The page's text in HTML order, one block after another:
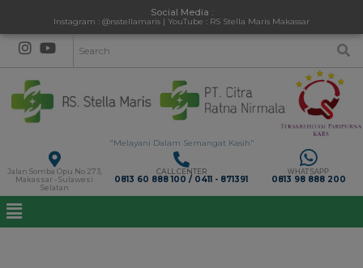
Social Media :
Instagram : @rsstellamaris | YouTube : RS Stella Maris Makassar
"Melayani Dalam Semangat Kasih"
Jalan Somba Opu No 273,
Makassar - Sulawesi
Selatan
CALL CENTER
0813 60 888 100 / 0411 - 871391
WHATSAPP
0813 98 888 200